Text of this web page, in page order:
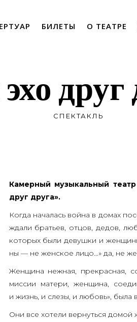
БИЛЕТЫ О ТЕАТРЕ
друг
СПЕКТАКЛЬ
Камер­ный музы­каль­ный
друг друга».
Когда нача­лась вой­на в домах
жда­ли бра­тьев, отцов, дедов,
кото­рых были девуш­ки и
ны — не жен­ское лицо…» да, не
Жен­щи­на неж­ная, пре­крас­ная,
мис­сии мате­ри, жен­щи­на,
и жизнь, и сле­зы, и любовь»,
Они все хоте­ли вер­нуть­ся